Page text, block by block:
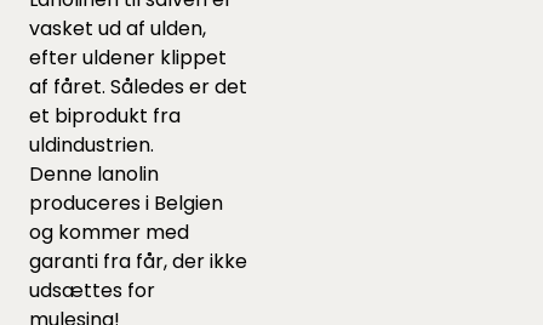
vasket ud af ulden,
efter uldener klippet
af fåret. Således er det
et biprodukt fra
uldindustrien.
Denne lanolin
produceres i Belgien
og kommer med
garanti fra får, der ikke
udsættes for
mulesing!